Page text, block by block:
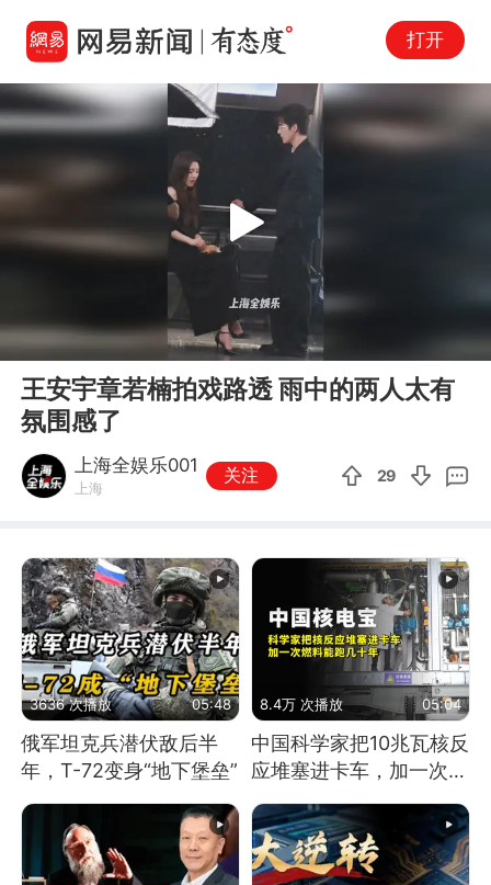
打开
Play
王安宇章若楠拍戏路透 雨中的两人太有
氛围感了
上海全娱乐001
上海
关注 29
3636 次播放 05:48
俄军坦克兵潜伏敌后半
年，T-72变身“地下堡垒”
8.4万 次播放 05:04
中国科学家把10兆瓦核反
应堆塞进卡车，加一次燃
料能跑几十年